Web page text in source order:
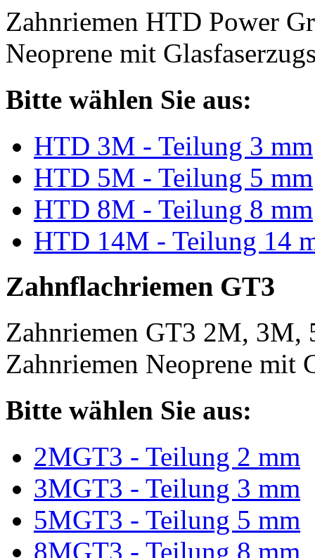
Zahnriemen HTD Power
Neoprene mit
Bitte wählen Sie aus:
HTD 3M - Teilung 3 mm
HTD 5M - Teilung 5 mm
HTD 8M - Teilung 8 mm
HTD 14M - Teilung 14
Zahnflachriemen GT3
Zahnriemen GT3 2M, 3M,
Zahnriemen Neoprene mit
Bitte wählen Sie aus:
2MGT3 - Teilung 2 mm
3MGT3 - Teilung 3 mm
5MGT3 - Teilung 5 mm
8MGT3 - Teilung 8 mm